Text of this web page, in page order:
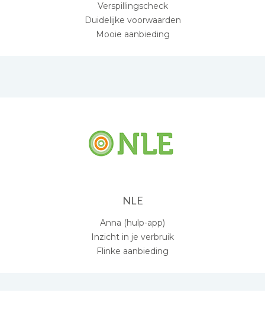
Verspillingscheck
Duidelijke voorwaarden
Mooie aanbieding
NLE
Anna (hulp-app)
Inzicht in je verbruik
Flinke aanbieding